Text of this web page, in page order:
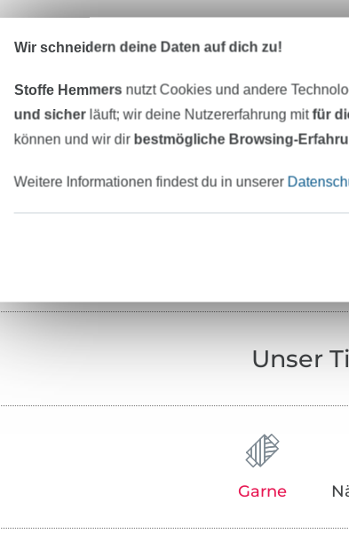
Unser
Garne
Wir schneidern deine Daten auf dich zu!
Stoffe Hemmers nutzt Cookies und andere
und sicherläuft; wir deine Nutzererfahrung mitfür
können und wir dir bestmögliche Browsing-
Weitere Informationen findest du in unserer